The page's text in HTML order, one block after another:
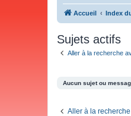
Accueil Index
Sujets actifs
Aller à la recherche
Aucun sujet ou
Aller à la